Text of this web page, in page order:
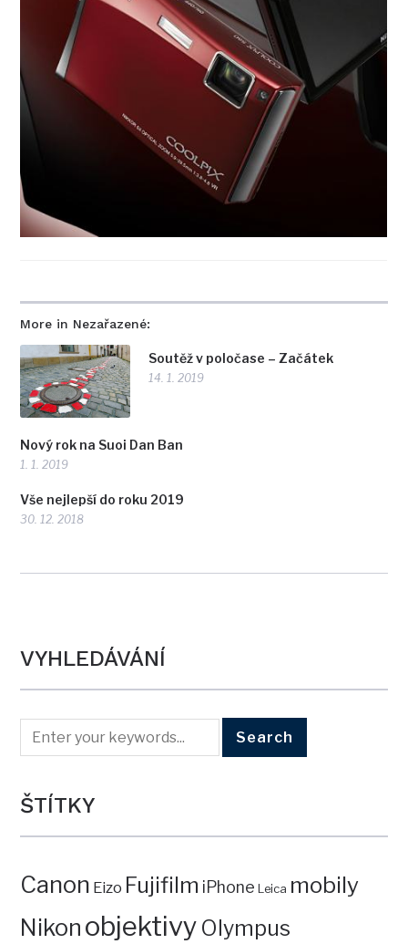
More in Nezařazené:
Soutěž v poločase – Začátek
14. 1. 2019
Nový rok na Suoi Dan Ban
1. 1. 2019
Vše nejlepší do roku 2019
30. 12. 2018
VYHLEDÁVÁNÍ
ŠTÍTKY
Canon Eizo Fujifilm iPhone Leica mobily
Nikon objektivy Olympus